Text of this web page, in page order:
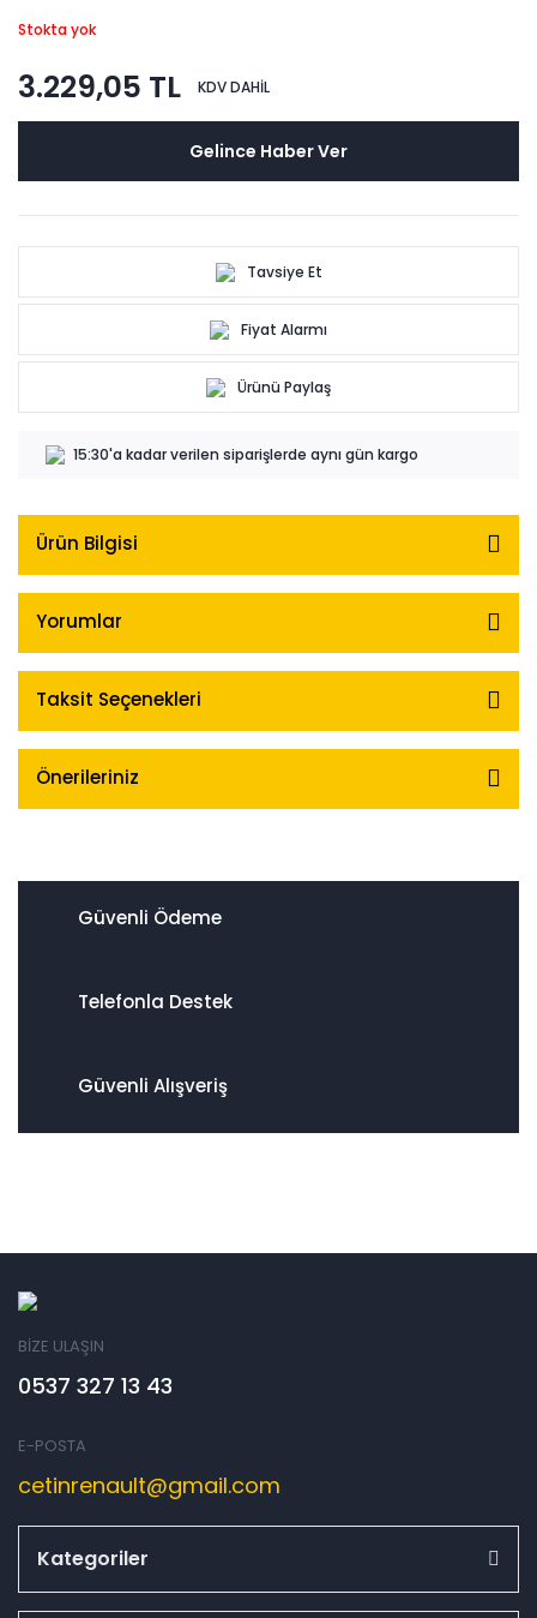
Stokta yok
3.229,05 TL KDV DAHİL
Gelince Haber Ver
Tavsiye Et
Fiyat Alarmı
Ürünü Paylaş
15:30'a kadar verilen siparişlerde aynı gün kargo
Ürün Bilgisi
Yorumlar
Taksit Seçenekleri
Önerileriniz
Güvenli Ödeme
Telefonla Destek
Güvenli Alışveriş
BİZE ULAŞIN
0537 327 13 43
E-POSTA
cetinrenault@gmail.com
Kategoriler